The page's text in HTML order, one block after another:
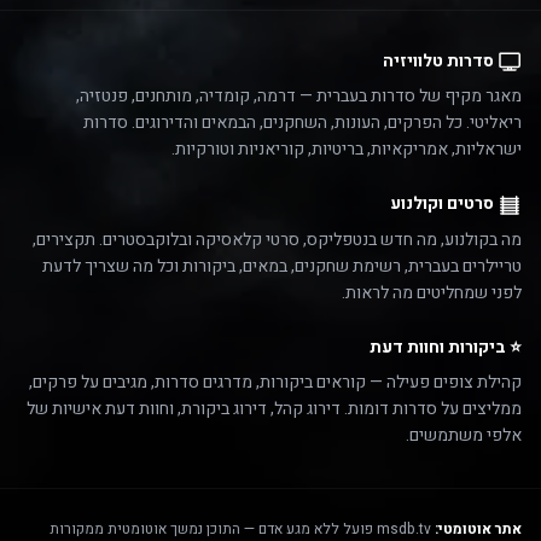
סדרות טלוויזיה
מאגר מקיף של סדרות בעברית — דרמה, קומדיה, מותחנים, פנטזיה,
ריאליטי. כל הפרקים, העונות, השחקנים, הבמאים והדירוגים. סדרות
ישראליות, אמריקאיות, בריטיות, קוריאניות וטורקיות.
סרטים וקולנוע
מה בקולנוע, מה חדש בנטפליקס, סרטי קלאסיקה ובלוקבסטרים. תקצירים,
טריילרים בעברית, רשימת שחקנים, במאים, ביקורות וכל מה שצריך לדעת
לפני שמחליטים מה לראות.
⭐ ביקורות וחוות דעת
קהילת צופים פעילה — קוראים ביקורות, מדרגים סדרות, מגיבים על פרקים,
ממליצים על סדרות דומות. דירוג קהל, דירוג ביקורת, וחוות דעת אישיות של
אלפי משתמשים.
אתר אוטומטי:
msdb.tv פועל ללא מגע אדם — התוכן נמשך אוטומטית ממקורות